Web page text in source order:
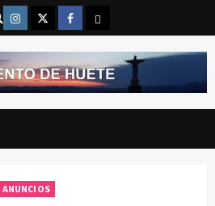
Instragram
TwitterFacebook
Email
ANUNCIOS